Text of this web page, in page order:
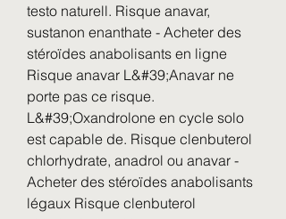
testo naturell. Risque anavar,
sustanon enanthate - Acheter des
stéroïdes anabolisants en ligne
Risque anavar L&#39;Anavar ne
porte pas ce risque.
L&#39;Oxandrolone en cycle solo
est capable de. Risque clenbuterol
chlorhydrate, anadrol ou anavar -
Acheter des stéroïdes anabolisants
légaux Risque clenbuterol